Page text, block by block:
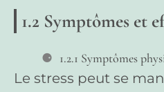
1.2 Symptômes et
1.2.1 Symptômes
Le stress peut se